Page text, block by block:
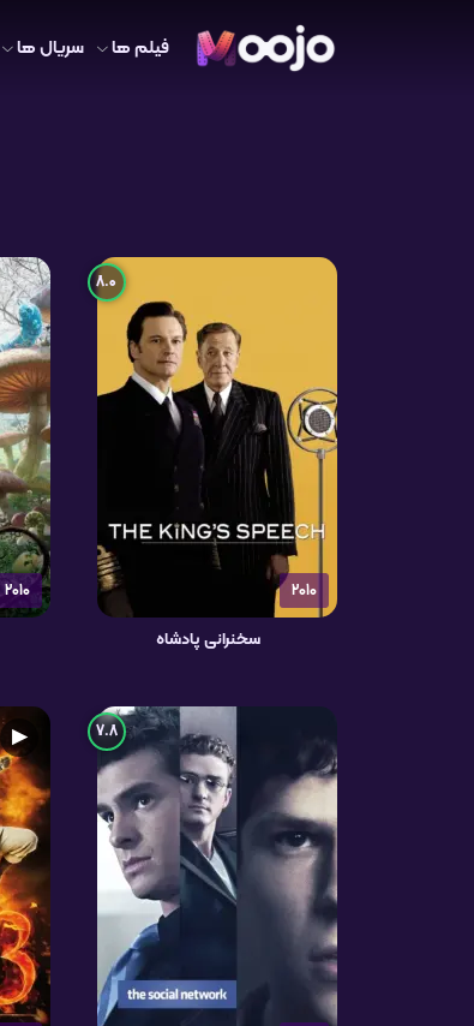
فیلم ها سریال ها
2010
8.0
سخنرانی پادشاه
2010
7.8
▶